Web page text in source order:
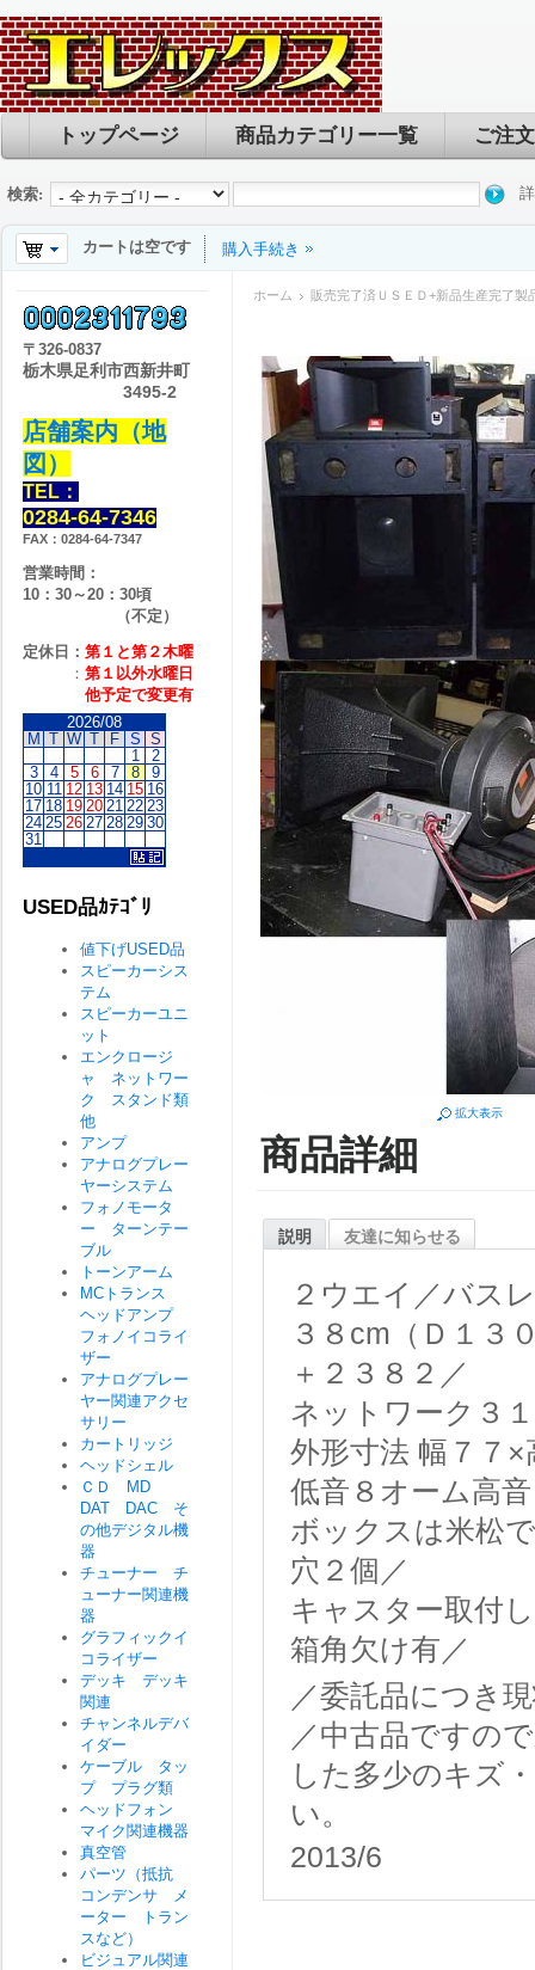
トップページ 商品カテゴリー一覧 ご注
検索:
カートは空です 購入手続き
ホーム 販売完了済ＵＳＥＤ+新品生産完了製
拡大表示
商品詳細
説明 友達に知らせる
２ウエイ／バス
３８cm（Ｄ１３
＋２３８２／
ネットワーク３
外形寸法 幅７７
低音８オーム高
ボックスは米松
穴２個／
キャスター取付
箱角欠け有／
／委託品につき
／中古品ですの
した多少のキズ
い。
2013/6
〒 326-0837
栃木県足利市西新井町
3495-2
店舗案内（地
図）
TEL：
0284-64-7346
FAX：0284-64-7347
営業時間：
10：30～20：30頃
（不定）
定休日： 第１と第２木曜
： 第１以外水曜日
他予定で変更有
2026/08
M T W T F S S
1
2
3
4 5 6 7 8
9
10 11 12 13 14 15 16
17 18 19 20 21 22 23
24 25 26 27 28 29 30
31
USED品ｶﾃｺﾞﾘ
値下げUSED品
スピーカーシス
テム
スピーカーユニ
ット
エンクロージ
ャ ネットワー
ク スタンド類
他
アンプ
アナログプレー
ヤーシステム
フォノモータ
ー ターンテー
ブル
トーンアーム
MCトランス
ヘッドアンプ
フォノイコライ
ザー
アナログプレー
ヤー関連アクセ
サリー
カートリッジ
ヘッドシェル
ＣＤ MD
DAT DAC そ
の他デジタル機
器
チューナー チ
ューナー関連機
器
グラフィックイ
コライザー
デッキ デッキ
関連
チャンネルデバ
イダー
ケーブル タッ
プ プラグ類
ヘッドフォン
マイク関連機器
真空管
パーツ（抵抗
コンデンサ メ
ーター トラン
スなど）
ビジュアル関連